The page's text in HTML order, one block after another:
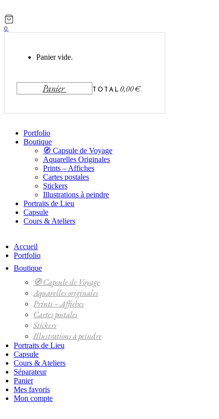
0
Panier vide.
Panier TOTAL 0,00€
Portfolio
Boutique
🧭 Capsule de Voyage
Aquarelles Originales
Prints – Affiches
Cartes postales
Stickers
Illustrations à peindre
Portraits de Lieu
Capsule
Cours & Ateliers
Accueil
Portfolio
Boutique
🧭 Capsule de Voyage
Aquarelles originales
Prints – Affiches
Cartes postales
Stickers
Illustrations à peindre
Portraits de Lieu
Capsule
Cours & Ateliers
Séparateur
Panier
Mes favoris
Mon compte